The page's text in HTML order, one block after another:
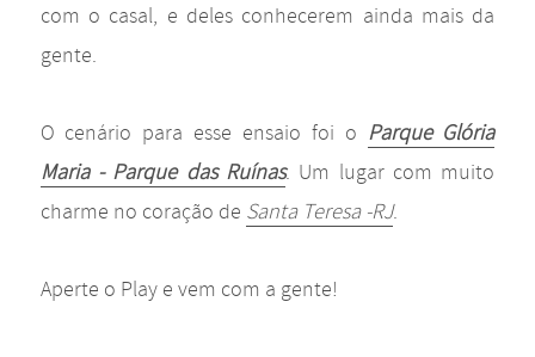
com o casal, e deles conhecerem ainda mais da
gente.
O cenário para esse ensaio foi o Parque Glória
Maria - Parque das Ruínas. Um lugar com muito
charme no coração de Santa Teresa -RJ.
Aperte o Play e vem com a gente!